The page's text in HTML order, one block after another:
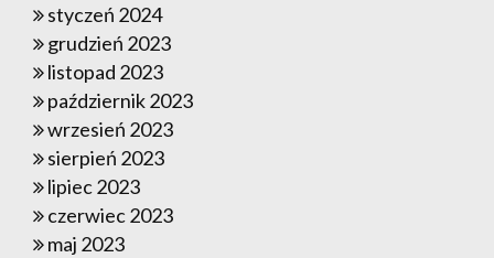
styczeń 2024
grudzień 2023
listopad 2023
październik 2023
wrzesień 2023
sierpień 2023
lipiec 2023
czerwiec 2023
maj 2023